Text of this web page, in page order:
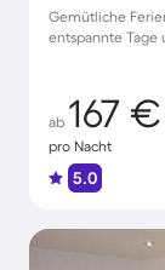
Gemütliche
entspannte Tage
ab 167 €
pro Nacht
5.0